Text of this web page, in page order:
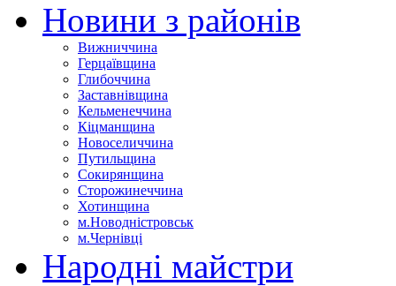
Новини з районів
Вижниччина
Герцаївщина
Глибоччина
Заставнівщина
Кельменеччина
Кіцманщина
Новоселиччина
Путильщина
Сокирянщина
Сторожинеччина
Хотинщина
м.Новодністровськ
м.Чернівці
Народні майстри